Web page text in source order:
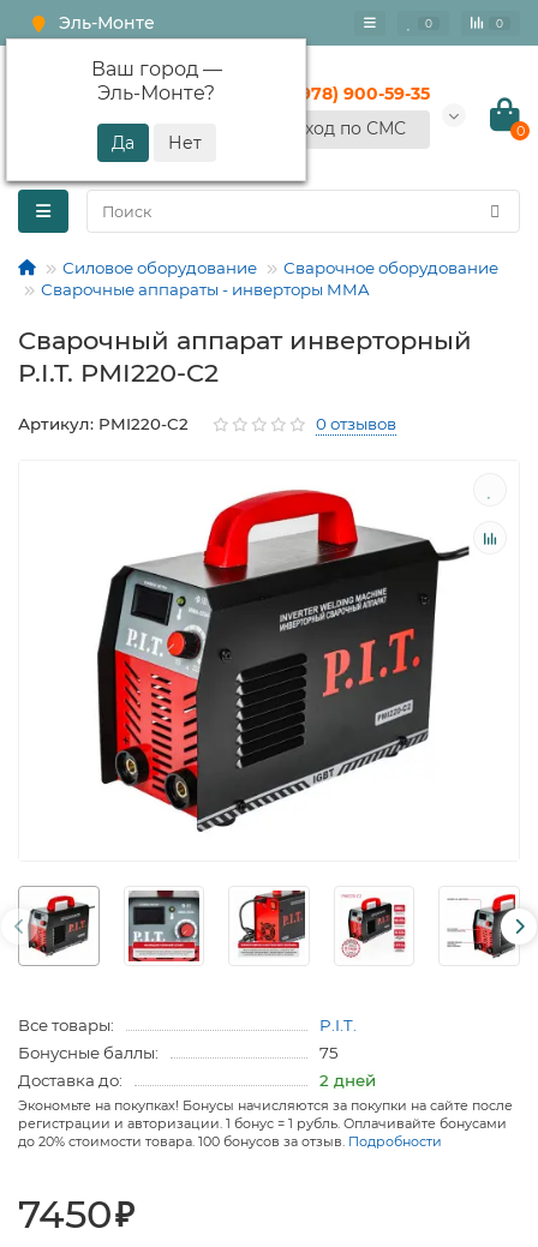
Эль-Монте
Ваш город —
Эль-Монте?
0 0
+7 (978) 900-59-35
Вход по СМС
0
Силовое оборудование
Сварочное оборудование
Сварочные аппараты - инверторы MMA
Сварочный аппарат инверторный
P.I.T. PMI220-C2
Артикул: PMI220-C2 0 отзывов
Все товары:
P.I.T.
Бонусные баллы:
75
Доставка до:
2 дней
Экономьте на покупках! Бонусы начисляются за покупки на сайте после
регистрации и авторизации. 1 бонус = 1 рубль. Оплачивайте бонусами
до 20% стоимости товара. 100 бонусов за отзыв. Подробности
7450₽